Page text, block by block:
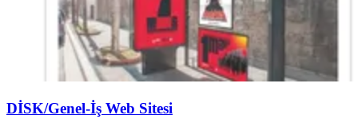
DİSK/Genel-İş Web Sitesi